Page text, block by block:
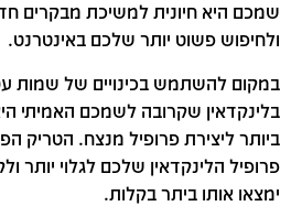
שמכם היא חיונית למשיכת מבקרים
ולחיפוש פשוט יותר שלכם באינטרנט.
במקום להשתמש בכינויים של שמות
בלינקדאין שקרובה לשמכם האמיתי
ביותר ליצירת פרופיל מנצח. הטריק
פרופיל הלינקדאין שלכם לגלוי יותר
ימצאו אותו ביתר בקלות.